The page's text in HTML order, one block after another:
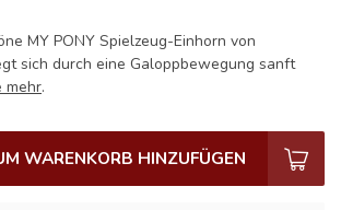
MY PONY Spielzeug-Einhorn von
sich durch eine Galoppbewegung sanft
mehr.
WARENKORB HINZUFÜGEN